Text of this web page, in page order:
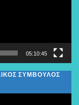
05:10:45
ΣΎΜΒΟΥΛΟΣ